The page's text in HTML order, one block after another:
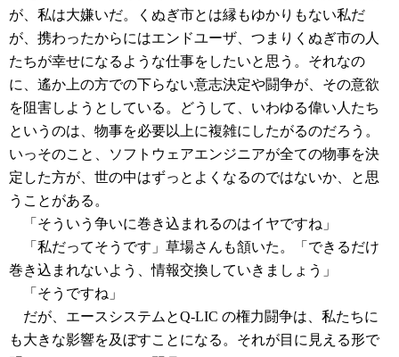
が、私は大嫌いだ。くぬぎ市とは縁もゆかりもない私だ
が、携わったからにはエンドユーザ、つまりくぬぎ市の人
たちが幸せになるような仕事をしたいと思う。それなの
に、遙か上の方での下らない意志決定や闘争が、その意欲
を阻害しようとしている。どうして、いわゆる偉い人たち
というのは、物事を必要以上に複雑にしたがるのだろう。
いっそのこと、ソフトウェアエンジニアが全ての物事を決
定した方が、世の中はずっとよくなるのではないか、と思
うことがある。
「そういう争いに巻き込まれるのはイヤですね」
「私だってそうです」草場さんも頷いた。「できるだけ
巻き込まれないよう、情報交換していきましょう」
「そうですね」
だが、エースシステムとQ-LIC の権力闘争は、私たちに
も大きな影響を及ぼすことになる。それが目に見える形で